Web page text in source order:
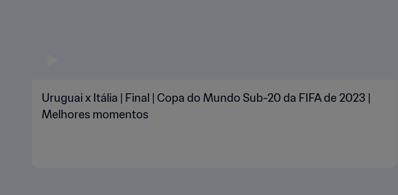
Uruguai x Itália | Final | Copa do Mundo Sub-20 da FIFA de 2023 |
Melhores momentos